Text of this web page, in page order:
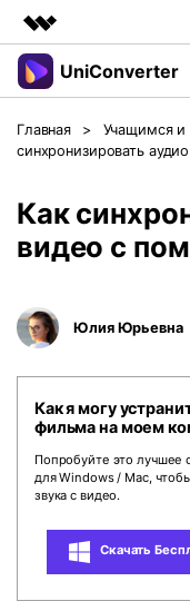
Рекомендуемые
Управление данными
Бизнес
Решения
Новости
Поддержка
UniConverter
Продукты
UniConverter
UniConverter
Видео/Аудио
Больше
Руководство
Пользователи DVD
Креативный Дизайн
Фотография
Поддержка
Видеоуроки
Контактная
Поддержка
Вся
Технические
Характеристики
Что Нового
КУПИТЬ
search
Главная > Учащимся и
синхронизировать
Как
видео с
Юлия Юрьевна
Как я могу
фильма на моем
Попробуйте это лучшее
для Windows / Mac,
звука с видео.
Скачать